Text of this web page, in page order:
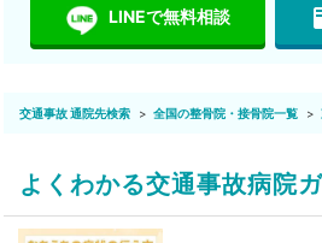
LINEで無料相談
交通事故 通院先検索 全国の整骨院・接骨院一覧
よくわかる交通事故病院